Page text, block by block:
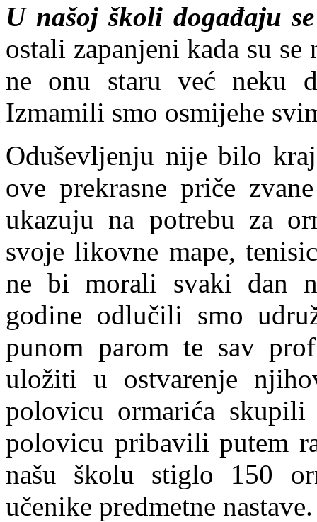
U našoj školi događaju
ostali zapanjeni kada su
ne onu staru već neku
Izmamili smo osmijehe
Oduševljenju nije bilo
ove prekrasne priče
ukazuju na potrebu za
svoje likovne mape,
ne bi morali svaki dan
godine odlučili smo
punom parom te sav
uložiti u ostvarenje
polovicu ormarića
polovicu pribavili putem
našu školu stiglo 150
učenike predmetne nastave.